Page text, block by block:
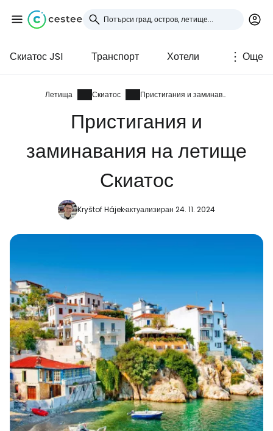
Скиатос JSI Транспорт Хотели Още
Летища Скиатос Пристигания и заминавания
Пристигания и
заминавания на летище
Скиатос
Kryštof Hájekактуализиран 24. 11. 2024
Влезте в Cestee
... световната общност на туристите
Продължете с Facebook
Продължете с имейл